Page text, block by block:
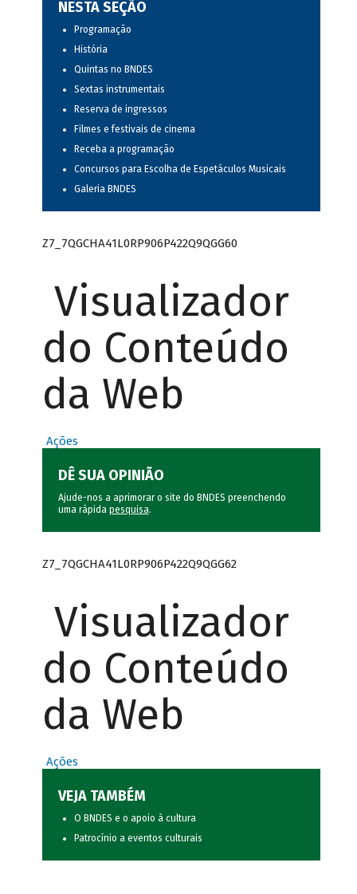
NESTA SEÇÃO
Programação
História
Quintas no BNDES
Sextas instrumentais
Reserva de ingressos
Filmes e festivais de cinema
Receba a programação
Concursos para Escolha de Espetáculos Musicais
Galeria BNDES
Z7_7QGCHA41L0RP906P422Q9QGG60
Visualizador
do Conteúdo
da Web
Ações
DÊ SUA OPINIÃO
Ajude-nos a aprimorar o site do BNDES preenchendo
uma rápida pesquisa.
Z7_7QGCHA41L0RP906P422Q9QGG62
Visualizador
do Conteúdo
da Web
Ações
VEJA TAMBÉM
O BNDES e o apoio à cultura
Patrocínio a eventos culturais